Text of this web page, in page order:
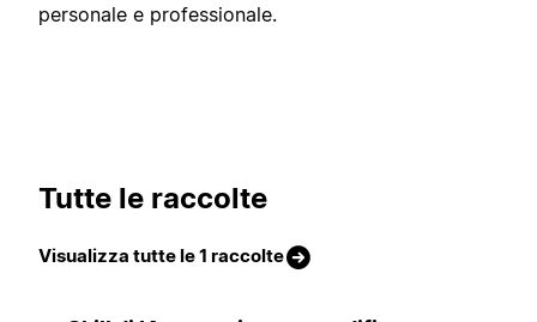
personale e professionale.
Tutte le raccolte
Visualizza tutte le 1 raccolte